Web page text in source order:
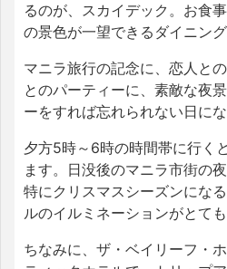
るのが、スカイデック。お食
の景色が一望できるダイニング
マニラ旅行の記念に、恋人と
とのパーティーに、素敵な夜
ーをすれば忘れられない日に
夕方5時～6時の時間帯に行く
ます。日没後のマニラ市街の
特にクリスマスシーズンにな
ルのイルミネーションがとても
ちなみに、ザ・ベイリーフ・